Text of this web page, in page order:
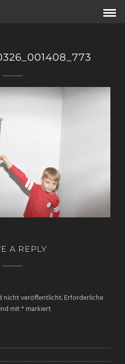
A REPLY
nicht veröffentlicht.Erforderliche
mit* markiert